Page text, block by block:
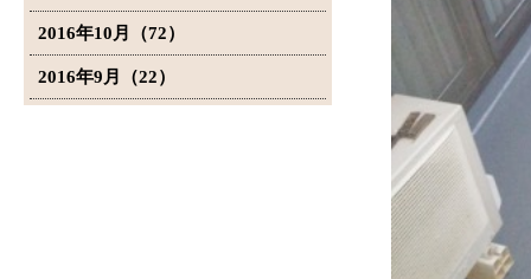
2016年10月（72）
2016年9月（22）